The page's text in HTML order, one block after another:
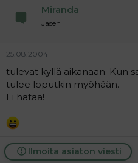
Miranda
Jäsen
25.08.2004
tulevat kyllä aikanaan. Kun
tulee loputkin myöhään.
Ei hätää!
Ilmoita asiaton viesti